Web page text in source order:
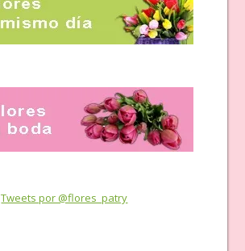
Tweets por @flores_patry